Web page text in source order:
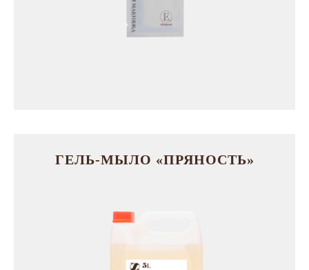
ГЕЛЬ-МЫЛО «ПРЯНОСТЬ»